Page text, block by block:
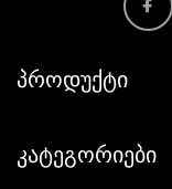
ᲞᲠᲝᲓᲣᲥᲢᲘ
ᲙᲐᲢᲔᲒᲝᲠᲘᲔᲑᲘ